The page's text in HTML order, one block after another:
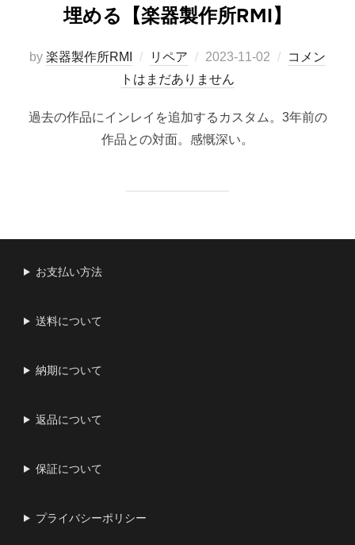
埋める【楽器製作所RMI】
by 楽器製作所RMI リペア
投
稿
2023-11-02
コメン
トはまだありません
過去の作品にインレイを追加するカスタム。3年前の
作品との対面。感慨深い。
お支払い方法
送料について
納期について
返品について
保証について
プライバシーポリシー